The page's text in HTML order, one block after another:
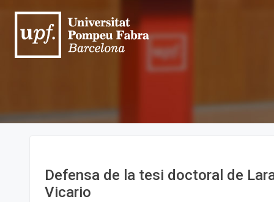
Defensa de la tesi doctoral de
Vicario